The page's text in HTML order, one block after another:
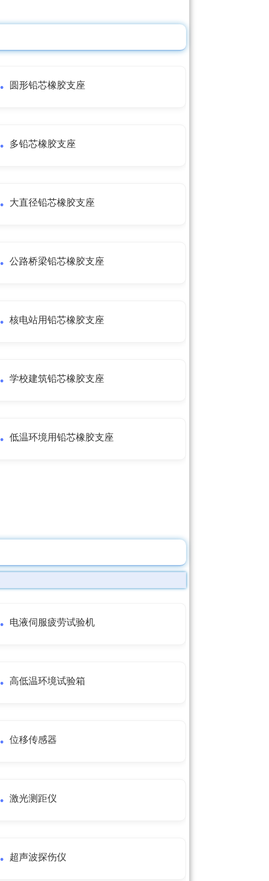
圆形铅芯橡胶支座
多铅芯橡胶支座
大直径铅芯橡胶支座
公路桥梁铅芯橡胶支座
核电站用铅芯橡胶支座
学校建筑铅芯橡胶支座
低温环境用铅芯橡胶支座
电液伺服疲劳试验机
高低温环境试验箱
位移传感器
激光测距仪
超声波探伤仪